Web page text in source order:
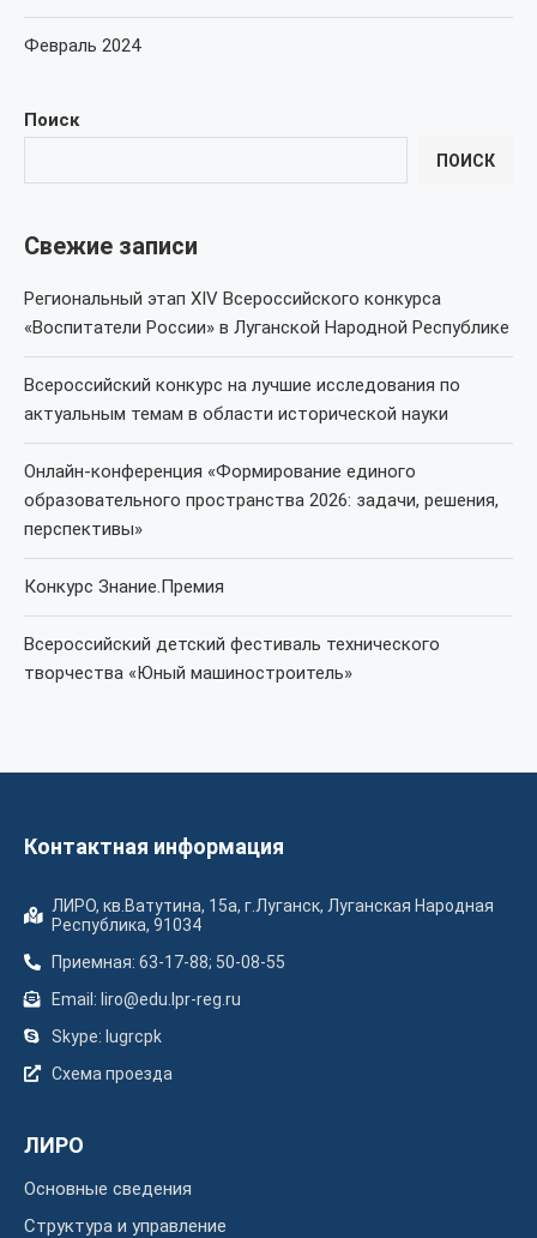
Поиск
ПОИСК
Свежие записи
Региональный этап XIV Всероссийского конкурса
«Воспитатели России» в Луганской Народной Республике
Всероссийский конкурс на лучшие исследования по
актуальным темам в области исторической науки
Онлайн-конференция «Формирование единого
образовательного пространства 2026: задачи, решения,
перспективы»
Конкурс Знание.Премия
Всероссийский детский фестиваль технического
творчества «Юный машиностроитель»
Февраль 2024
Контактная информация
ЛИРО, кв.Ватутина, 15а, г.Луганск, Луганская Народная
Республика, 91034
Приемная: 63-17-88; 50-08-55
Email: liro@edu.lpr-reg.ru
Skype: lugrcpk
Схема проезда
ЛИРО
Основные сведения
Структура и управление